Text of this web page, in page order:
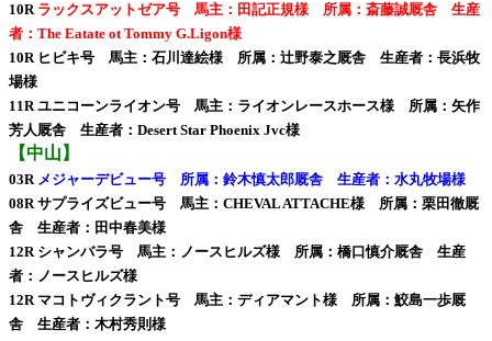
10R ラックスアットゼア号 馬主：田記正規様 所属：斎藤誠厩舎 生産
者：The Eatate ot Tommy G.Ligon様
10R ヒビキ号 馬主：石川達絵様 所属：辻野泰之厩舎 生産者：長浜牧
場様
11R ユニコーンライオン号 馬主：ライオンレースホース様 所属：矢作
芳人厩舎 生産者：Desert Star Phoenix Jvc様
【中山】
03R メジャーデビュー号 所属：鈴木慎太郎厩舎 生産者：水丸牧場様
08R サプライズビュー号 馬主：CHEVAL ATTACHE様 所属：栗田徹厩
舎 生産者：田中春美様
12R シャンバラ号 馬主：ノースヒルズ様 所属：橋口慎介厩舎 生産
者：ノースヒルズ様
12R マコトヴィクラント号 馬主：ディアマント様 所属：鮫島一歩厩
舎 生産者：木村秀則様